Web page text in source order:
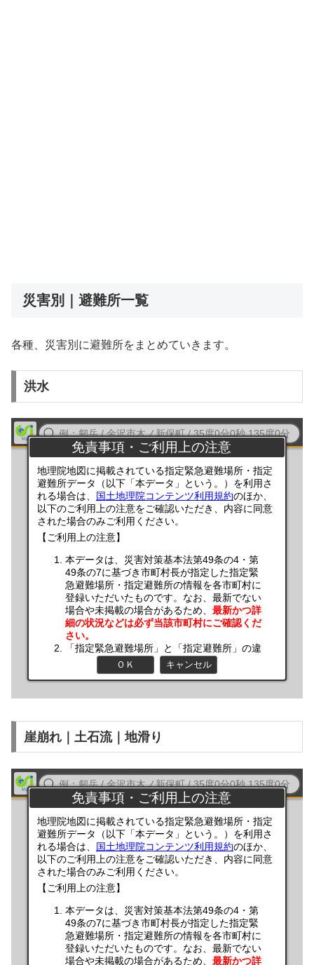
災害別｜避難所一覧
各種、災害別に避難所をまとめていきます。
洪水
崖崩れ｜土石流｜地滑り